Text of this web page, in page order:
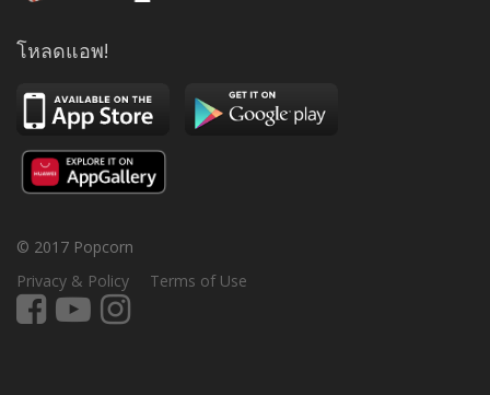
โหลดแอพ!
© 2017 Popcorn
Privacy & Policy
Terms of Use